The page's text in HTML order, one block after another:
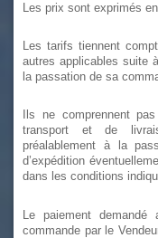
Les prix sont exprimés
Les tarifs tiennent
autres applicables suite
la passation de sa
Ils ne comprennent
transport et de
préalablement à la
d’expédition
dans les conditions
Le paiement
commande par le